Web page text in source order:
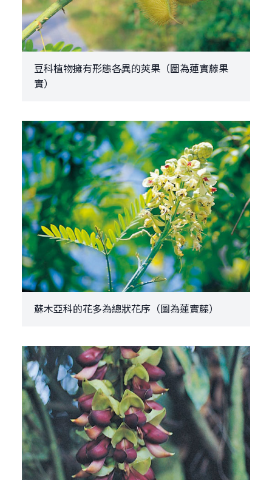
豆科植物擁有形態各異的莢果（圖為蓮實藤果
實）
蘇木亞科的花多為總狀花序（圖為蓮實藤）